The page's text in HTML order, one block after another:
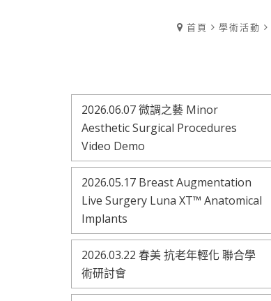
首頁 學術活動
2026.06.07 微調之藝 Minor
Aesthetic Surgical Procedures
Video Demo
2026.05.17 Breast Augmentation
Live Surgery Luna XT™ Anatomical
Implants
2026.03.22 春美 抗老年輕化 聯合學
術研討會